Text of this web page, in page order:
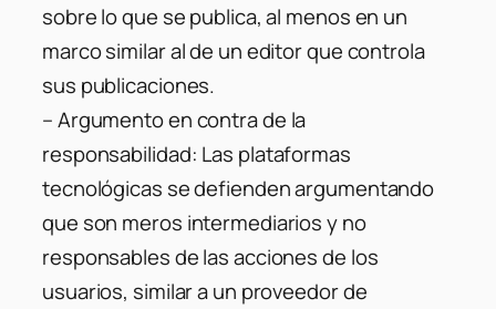
sobre lo que se publica, al menos en un
marco similar al de un editor que controla
sus publicaciones.
–Argumento en contra de la
responsabilidad: Las plataformas
tecnológicas se defienden argumentando
que son meros intermediarios y no
responsables de las acciones de los
usuarios, similar a un proveedor de